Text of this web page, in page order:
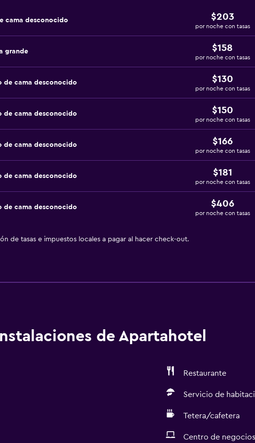
cama desconocido $203
por noche con tasas
grande $158
por noche con tasas
de cama desconocido $130
por noche con tasas
de cama desconocido $150
por noche con tasas
de cama desconocido $166
por noche con tasas
de cama desconocido $181
por noche con tasas
de cama desconocido $406
por noche con tasas
de tasas e impuestos locales a pagar al hacer check-out.
de Apartahotel
Restaurante
Servicio de
Tetera/cafetera
Centro de negocios